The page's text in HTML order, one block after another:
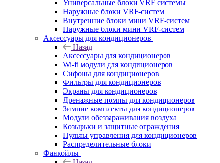
Универсальные блоки VRF системы
Наружные блоки VRF-систем
Внутренние блоки мини VRF-систем
Наружные блоки мини VRF-систем
Аксессуары для кондиционеров
Назад
Аксессуары для кондиционеров
Wi-fi модули для кондиционеров
Сифоны для кондиционеров
Фильтры для кондиционеров
Экраны для кондиционеров
Дренажные помпы для кондиционеров
Зимние комплекты для кондиционеров
Модули обеззараживания воздуха
Козырьки и защитные ограждения
Пульты управления для кондиционеров
Распределительные блоки
Фанкойлы